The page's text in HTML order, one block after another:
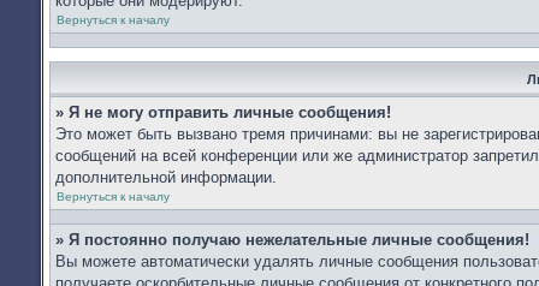
Вернуться к началу
» Я не могу отправить личные сообщения!
Это может быть вызвано тремя причинами: вы не
сообщений на всей конференции или же администратор
дополнительной информации.
Вернуться к началу
» Я постоянно получаю нежелательные личные сообщения!
Вы можете автоматически удалять личные сообщения